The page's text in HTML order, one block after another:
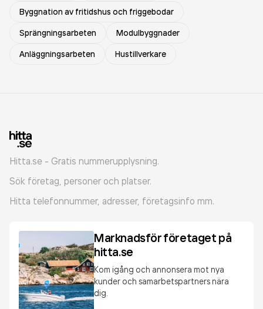
Byggnation av fritidshus och friggebodar
Sprängningsarbeten
Modulbyggnader
Anläggningsarbeten
Hustillverkare
Hitta.se - Gratis nummerupplysning.
Sök företag, personer och platser.
Hitta telefonnummer, adresser, företagsinfo mm.
Marknadsför företaget på
hitta.se
Kom igång och annonsera mot nya
kunder och samarbetspartners nära
dig.